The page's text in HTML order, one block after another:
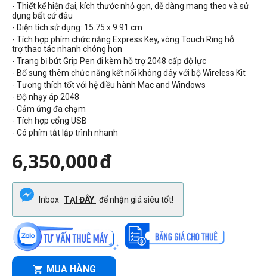
- Thiết kế hiện đại, kích thước nhỏ gọn, dễ dàng mang theo và sử
dụng bất cứ đâu
- Diện tích sử dụng: 15.75 x 9.91 cm
- Tích hợp phím chức năng Express Key, vòng Touch Ring hỗ
trợ thao tác nhanh chóng hơn
- Trang bị bút Grip Pen đi kèm hỗ trợ2048 cấp độ lực
- Bổ sung thêm chức năng kết nối không dây với bộ Wireless Kit
- Tương thích tốt với hệ điều hành Mac and Windows
- Độ nhạy áp 2048
- Cảm ứng đa chạm
- Tích hợp cổng USB
- Có phím tắt lập trình nhanh
6,350,000đ
Inbox TẠI ĐÂY để nhận giá siêu tốt!
MUA HÀNG